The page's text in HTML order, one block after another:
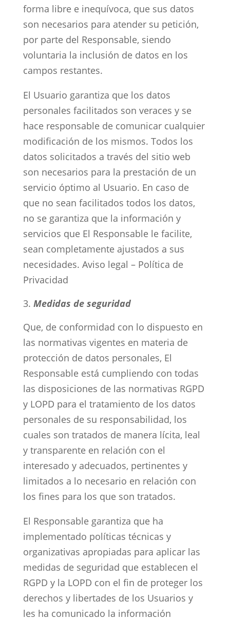
forma libre e inequívoca, que sus datos
son necesarios para atender su petición,
por parte del Responsable, siendo
voluntaria la inclusión de datos en los
campos restantes.
El Usuario garantiza que los datos
personales facilitados son veraces y se
hace responsable de comunicar cualquier
modificación de los mismos. Todos los
datos solicitados a través del sitio web
son necesarios para la prestación de un
servicio óptimo al Usuario. En caso de
que no sean facilitados todos los datos,
no se garantiza que la información y
servicios que El Responsable le facilite,
sean completamente ajustados a sus
necesidades. Aviso legal – Política de
Privacidad
Medidas de seguridad
Que, de conformidad con lo dispuesto en
las normativas vigentes en materia de
protección de datos personales, El
Responsable está cumpliendo con todas
las disposiciones de las normativas RGPD
y LOPD para el tratamiento de los datos
personales de su responsabilidad, los
cuales son tratados de manera lícita, leal
y transparente en relación con el
interesado y adecuados, pertinentes y
limitados a lo necesario en relación con
los fines para los que son tratados.
El Responsable garantiza que ha
implementado políticas técnicas y
organizativas apropiadas para aplicar las
medidas de seguridad que establecen el
RGPD y la LOPD con el fin de proteger los
derechos y libertades de los Usuarios y
les ha comunicado la información